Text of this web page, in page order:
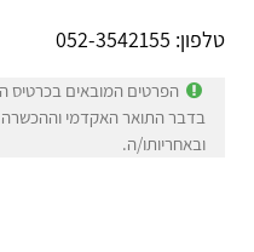
טלפון: 052-3542155
הפרטים המובאים בכרטיס
בדבר התואר האקדמי וההכשרה
ובאחריותו/ה.